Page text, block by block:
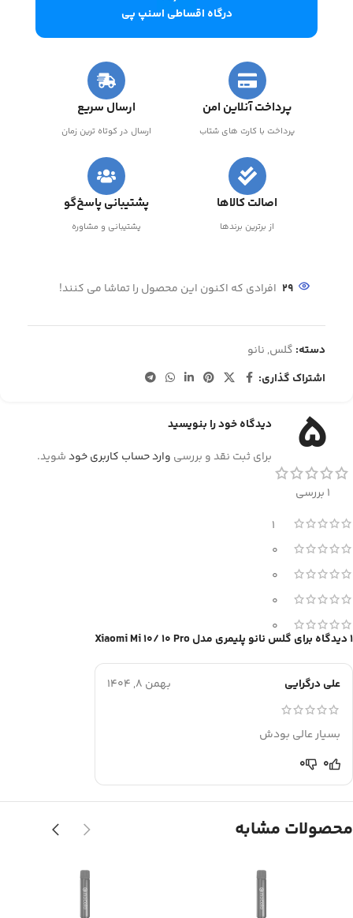
درگاه اقساطی اسنپ پی
پرداخت آنلاین امن
پرداخت با کارت های شتاب
ارسال سریع
ارسال در کوتاه ترین زمان
اصالت کالاها
از برترین برندها
پشتیبانی پاسخ‌گو
پشتیبانی و مشاوره
29 افرادی که اکنون این محصول را تماشا می کنند!
دسته: گلس, نانو
اشتراک گذاری:
5
1 بررسی
1
0
0
0
0
1 دیدگاه برای گلس نانو پلیمری مدل Xiaomi Mi 10/ 10 Pro
علی درگرایی بهمن 8, 1404
بسیار عالی بودش
0
0
دیدگاه خود را بنویسید
برای ثبت نقد و بررسی وارد حساب کاربری خودشوید.
محصولات مشابه